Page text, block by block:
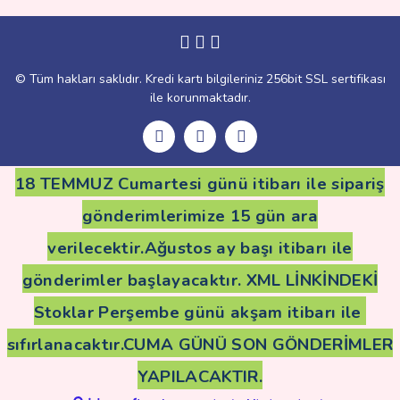
© Tüm hakları saklıdır. Kredi kartı bilgileriniz 256bit SSL sertifikası
ile korunmaktadır.
18 TEMMUZ Cumartesi günü itibarı ile sipariş
gönderimlerimize 15 gün ara
verilecektir.Ağustos ay başı itibarı ile
gönderimler başlayacaktır. XML LİNKİNDEKİ
Stoklar Perşembe günü akşam itibarı ile
sıfırlanacaktır.CUMA GÜNÜ SON GÖNDERİMLER
YAPILACAKTIR.